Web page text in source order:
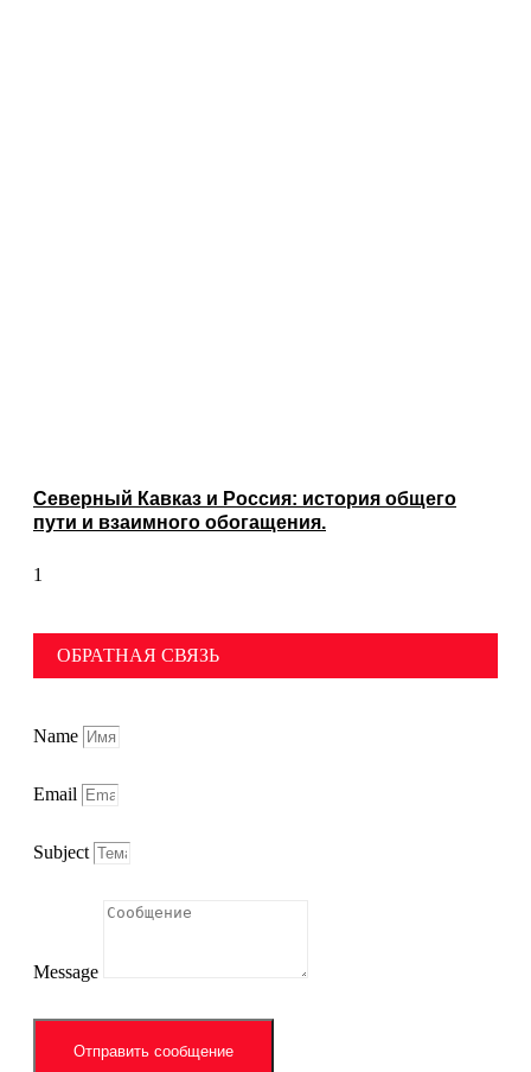
Северный Кавказ и Россия: история общего
пути и взаимного обогащения.
ОБРАТНАЯ СВЯЗЬ
Name
Email
Subject
Message
Отправить сообщение